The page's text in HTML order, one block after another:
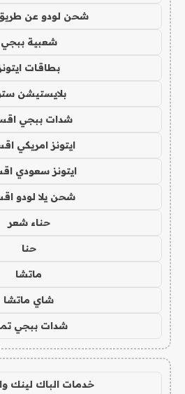
شحن لودو عن طريق
شعبية ببجي
بطاقات
بلايستيشن
شدات ببجي
ايتونز امريكي
ايتونز سعودي
شحن يلا لودو
حناء شعر
حنا
ماتشا
شاي ماتشا
شدات ببجي
خدمات الباك لينك